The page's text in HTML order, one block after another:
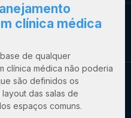
clínica médica
de qualquer
clínica médica não poderia
são definidos os
das salas de
espaços comuns.